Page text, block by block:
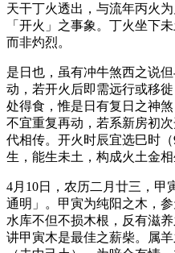
天干丁火透出，与流年丙火
「开火」之事象。丁火坐下
而非灼烈。
是日也，虽有冲牛煞西之说
动，若开火后即需远行或移
处得食，惟是日有复日之神
不宜重复再动，若系新房初
代相传。开火时辰宜选巳时
生，能生未土，构成火土金
4月10日，农历二月廿三，甲
通明」。甲寅为纯阳之木，
水库不但不损木根，反有滋
讲甲寅木是最佳之薪柴。属